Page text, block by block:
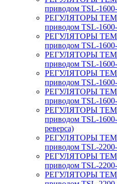
приводом TSL-
РЕГУЛЯТОРЫ
приводом TSL-
РЕГУЛЯТОРЫ
приводом TSL-
РЕГУЛЯТОРЫ
приводом TSL-
РЕГУЛЯТОРЫ
приводом TSL-
РЕГУЛЯТОРЫ
приводом TSL-
РЕГУЛЯТОРЫ
приводом TSL-
реверса)
РЕГУЛЯТОРЫ
приводом TSL-
РЕГУЛЯТОРЫ
приводом TSL-
РЕГУЛЯТОРЫ